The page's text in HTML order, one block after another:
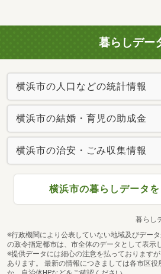
暮らしデー
横浜市の人口などの統計情報
横浜市の結婚・育児の助成金
横浜市の治安・ごみ収集情報
横浜市の暮らしデータ
暮らし
※行政機関により公表していない地域及びデー
の政令指定都市は、市全体のデータとして表示
※提供データには細心の注意を払っております
あります。 最新の情報につきましては各市区役